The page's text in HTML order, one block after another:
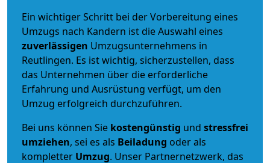
Ein wichtiger Schritt bei der Vorbereitung eines
Umzugs nach Kandern ist die Auswahl eines
zuverlässigen Umzugsunternehmens in
Reutlingen. Es ist wichtig, sicherzustellen, dass
das Unternehmen über die erforderliche
Erfahrung und Ausrüstung verfügt, um den
Umzug erfolgreich durchzuführen.
Bei uns können Sie kostengünstig und stressfrei
umziehen, sei es als Beiladung oder als
kompletter Umzug. Unser Partnernetzwerk, das